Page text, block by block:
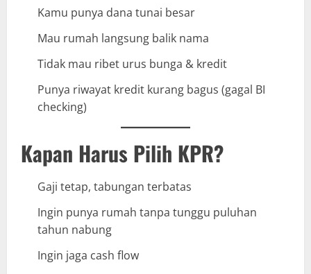
Kamu punya dana tunai besar
Mau rumah langsung balik nama
Tidak mau ribet urus bunga & kredit
Punya riwayat kredit kurang bagus (gagal BI
checking)
Kapan Harus Pilih KPR?
Gaji tetap, tabungan terbatas
Ingin punya rumah tanpa tunggu puluhan
tahun nabung
Ingin jaga cash flow